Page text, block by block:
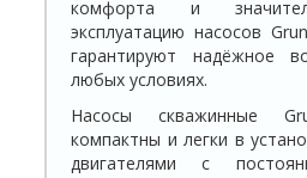
комфорта и
эксплуатацию насосов
гарантируют надёжное
любых условиях.
Насосы скважинные
компактны и легки в
двигателями с